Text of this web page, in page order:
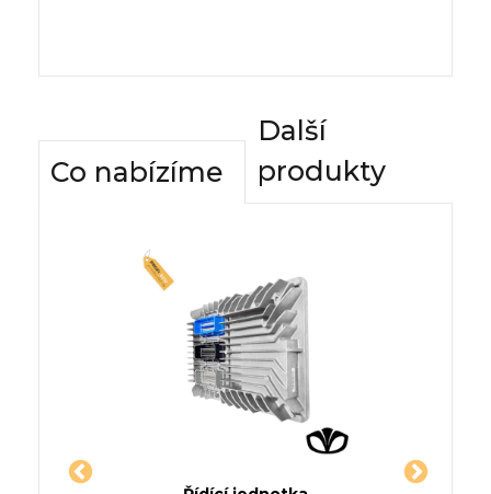
Co nabízíme
Další
produkty